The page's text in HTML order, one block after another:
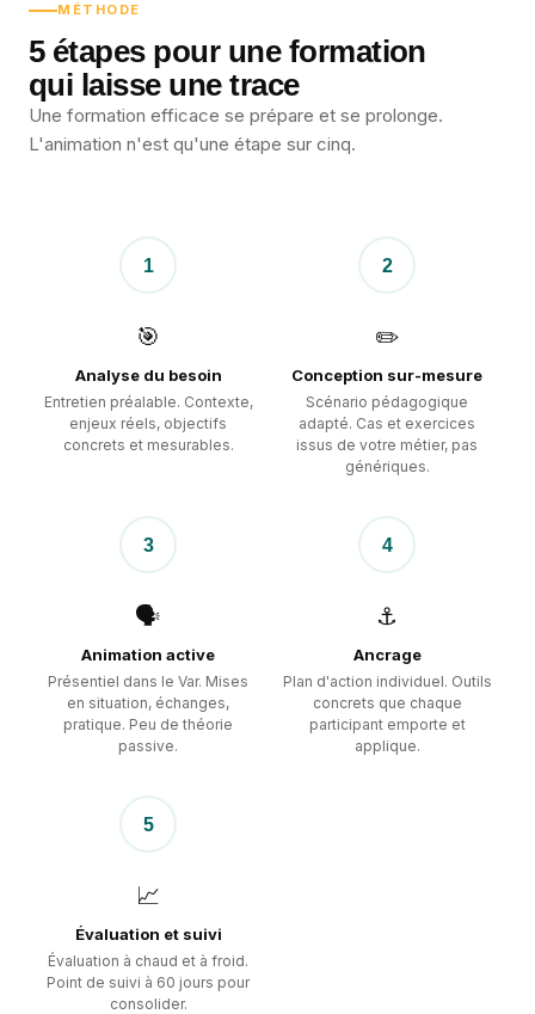
MÉTHODE
5 étapes pour une formation
qui laisse une trace
Une formation efficace se prépare et se prolonge.
L'animation n'est qu'une étape sur cinq.
1
🎯
Analyse du besoin
Entretien préalable. Contexte,
enjeux réels, objectifs
concrets et mesurables.
2
✏️
Conception sur-mesure
Scénario pédagogique
adapté. Cas et exercices
issus de votre métier, pas
génériques.
3
🗣️
Animation active
Présentiel dans le Var. Mises
en situation, échanges,
pratique. Peu de théorie
passive.
4
⚓
Ancrage
Plan d'action individuel. Outils
concrets que chaque
participant emporte et
applique.
5
📈
Évaluation et suivi
Évaluation à chaud et à froid.
Point de suivi à 60 jours pour
consolider.